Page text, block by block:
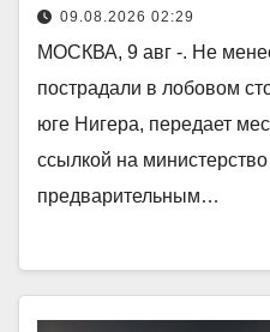
09.08.2026 02:29
МОСКВА, 9 авг -. Не
пострадали в лобовом
юге Нигера, передает
ссылкой на
предварительным…